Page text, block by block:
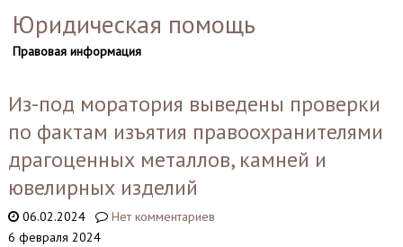
Юридическая помощь
Правовая информация
Из-под моратория выведены проверки
по фактам изъятия правоохранителями
драгоценных металлов, камней и
ювелирных изделий
06.02.2024
Нет комментариев
6 февраля 2024